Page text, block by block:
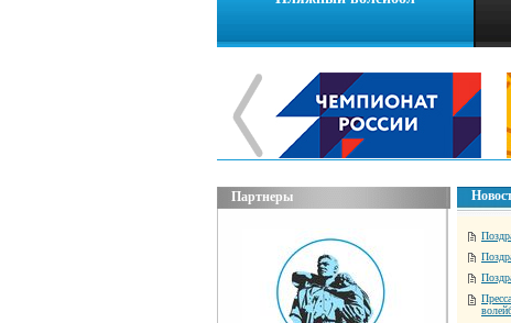
Партнеры